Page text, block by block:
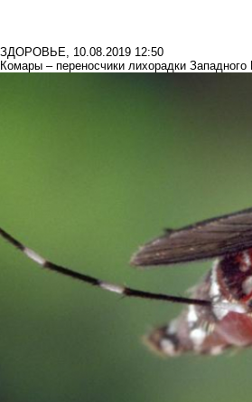
ЗДОРОВЬЕ, 10.08.2019 12:50
Комары – переносчики лихорадки